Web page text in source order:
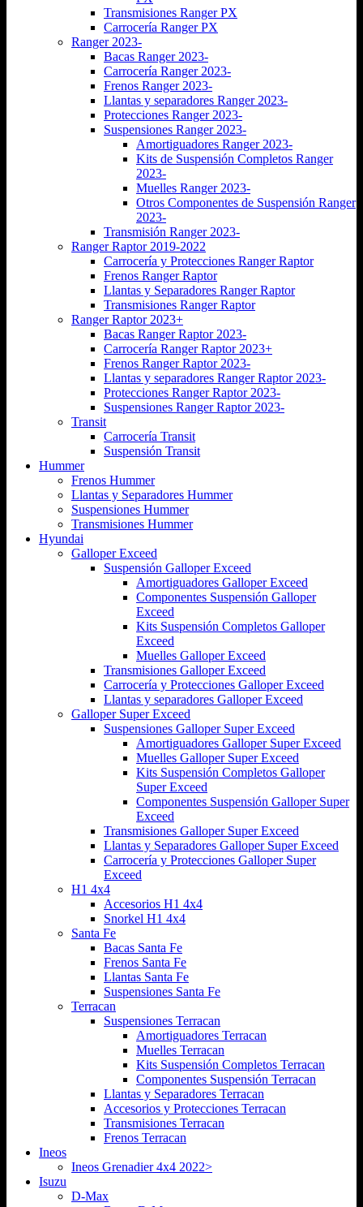
Transmisiones Ranger PX
Carrocería Ranger PX
Ranger 2023-
Bacas Ranger 2023-
Carrocería Ranger 2023-
Frenos Ranger 2023-
Llantas y separadores Ranger 2023-
Protecciones Ranger 2023-
Suspensiones Ranger 2023-
Amortiguadores Ranger 2023-
Kits de Suspensión Completos Ranger
2023-
Muelles Ranger 2023-
Otros Componentes de Suspensión Ranger
2023-
Transmisión Ranger 2023-
Ranger Raptor 2019-2022
Carrocería y Protecciones Ranger Raptor
Frenos Ranger Raptor
Llantas y Separadores Ranger Raptor
Transmisiones Ranger Raptor
Ranger Raptor 2023+
Bacas Ranger Raptor 2023-
Carrocería Ranger Raptor 2023+
Frenos Ranger Raptor 2023-
Llantas y separadores Ranger Raptor 2023-
Protecciones Ranger Raptor 2023-
Suspensiones Ranger Raptor 2023-
Transit
Carrocería Transit
Suspensión Transit
Hummer
Frenos Hummer
Llantas y Separadores Hummer
Suspensiones Hummer
Transmisiones Hummer
Hyundai
Galloper Exceed
Suspensión Galloper Exceed
Amortiguadores Galloper Exceed
Componentes Suspensión Galloper
Exceed
Kits Suspensión Completos Galloper
Exceed
Muelles Galloper Exceed
Transmisiones Galloper Exceed
Carrocería y Protecciones Galloper Exceed
Llantas y separadores Galloper Exceed
Galloper Super Exceed
Suspensiones Galloper Super Exceed
Amortiguadores Galloper Super Exceed
Muelles Galloper Super Exceed
Kits Suspensión Completos Galloper
Super Exceed
Componentes Suspensión Galloper Super
Exceed
Transmisiones Galloper Super Exceed
Llantas y Separadores Galloper Super Exceed
Carrocería y Protecciones Galloper Super
Exceed
H1 4x4
Accesorios H1 4x4
Snorkel H1 4x4
Santa Fe
Bacas Santa Fe
Frenos Santa Fe
Llantas Santa Fe
Suspensiones Santa Fe
Terracan
Suspensiones Terracan
Amortiguadores Terracan
Muelles Terracan
Kits Suspensión Completos Terracan
Componentes Suspensión Terracan
Llantas y Separadores Terracan
Accesorios y Protecciones Terracan
Transmisiones Terracan
Frenos Terracan
Ineos
Ineos Grenadier 4x4 2022>
Isuzu
D-Max